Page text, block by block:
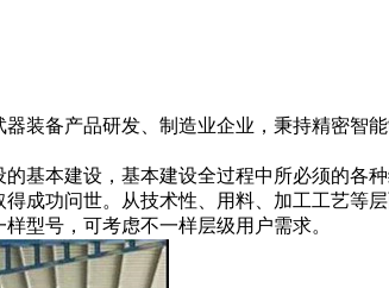
装备产品研发、制造业企业，秉持精密智
基本建设，基本建设全过程中所必须的各
成功问世。从技术性、用料、加工工艺等
型号，可考虑不一样层级用户需求。